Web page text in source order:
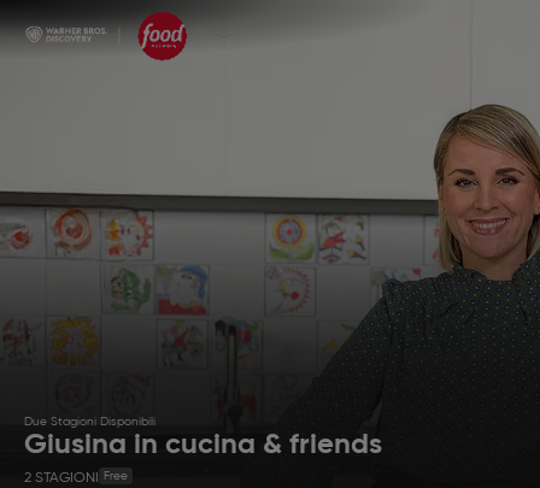
Due Stagioni Disponibili
Giusina in cucina & friends
2 STAGIONI Free